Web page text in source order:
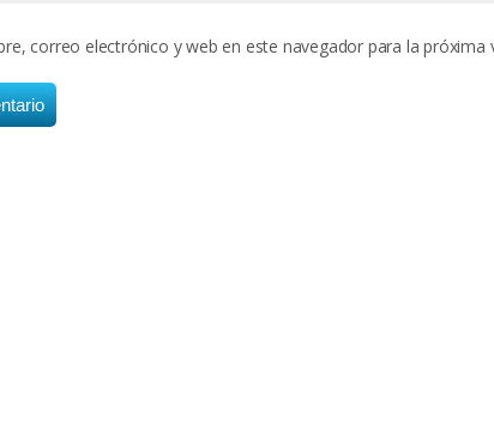
correo electrónico y web en este navegador para la próxima